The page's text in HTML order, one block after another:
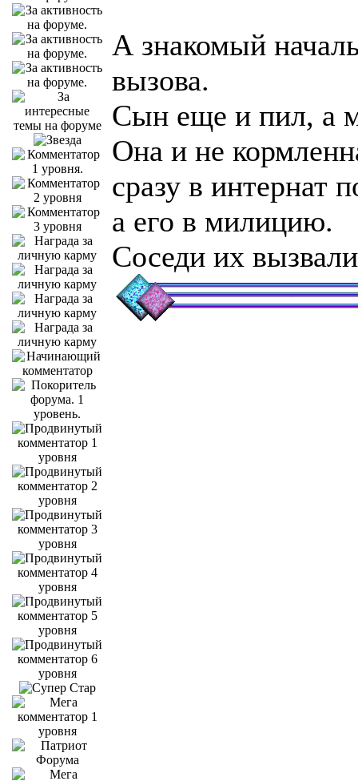
А знакомый
вызова.
Сын еще и пил, а
Она и не
сразу в интернат
а его в милицию.
Соседи их